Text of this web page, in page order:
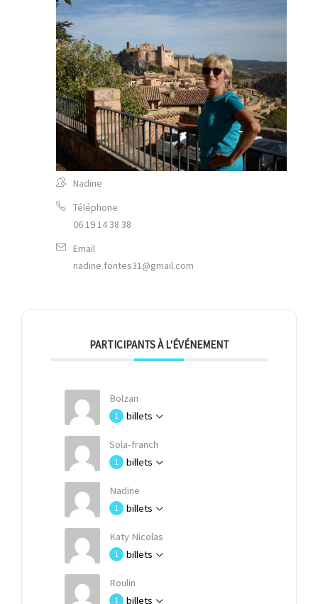
Nadine
Téléphone
06 19 14 38 38
Email
nadine.fontes31@gmail.com
PARTICIPANTS À L'ÉVÉNEMENT
Bolzan
1 billets
Sola-franch
1 billets
Nadine
1 billets
Katy Nicolas
1 billets
Roulin
1 billets